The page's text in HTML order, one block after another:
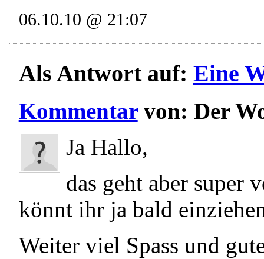
06.10.10 @ 21:07
Als Antwort auf: Eine
Kommentarvon: Der
Ja Hallo,
das geht aber super
könnt ihr ja bald
Weiter viel Spass und